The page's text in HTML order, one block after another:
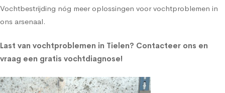
Vochtbestrijding nóg meer oplossingen voor vochtproblemen in
ons arsenaal.
Last van vochtproblemen in Tielen? Contacteer ons en
vraag een gratis vochtdiagnose!